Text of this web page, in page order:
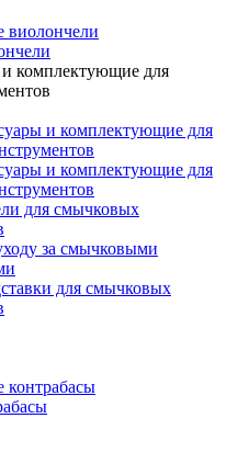
виолончели
и комплектующие для
и комплектующие для
и комплектующие для
для смычковых
за смычковыми
для смычковых
контрабасы